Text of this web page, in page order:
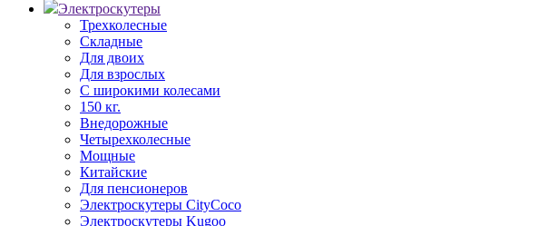
Электроскутеры
Трехколесные
Складные
Для двоих
Для взрослых
С широкими колесами
150 кг.
Внедорожные
Четырехколесные
Мощные
Китайские
Для пенсионеров
Электроскутеры CityCoco
Электроскутеры Kugoo